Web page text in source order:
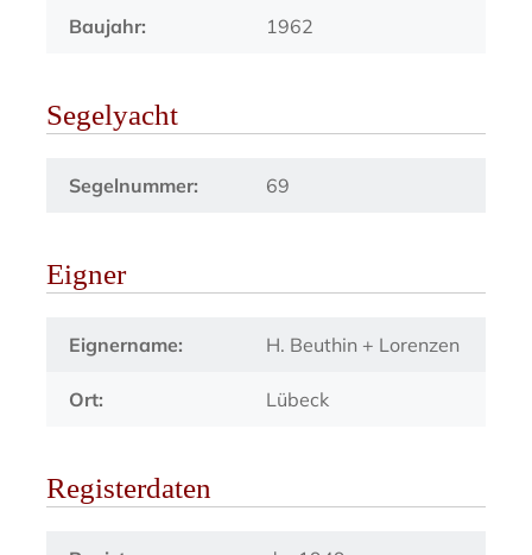
Baujahr: 1962
Segelyacht
Segelnummer: 69
Eigner
Eignername: H. Beuthin + Lorenzen
Ort: Lübeck
Registerdaten